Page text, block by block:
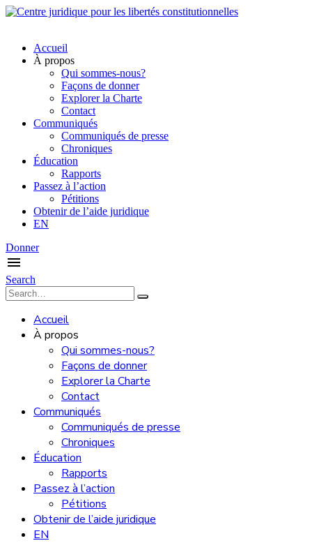
Accueil
À propos
Qui sommes-nous?
Façons de donner
Explorer la Charte
Contact
Communiqués
Communiqués de presse
Chroniques
Éducation
Rapports
Passez à l’action
Pétitions
Obtenir de l’aide juridique
EN
Donner
Search
Accueil
À propos
Qui sommes-nous?
Façons de donner
Explorer la Charte
Contact
Communiqués
Communiqués de presse
Chroniques
Éducation
Rapports
Passez à l’action
Pétitions
Obtenir de l’aide juridique
EN